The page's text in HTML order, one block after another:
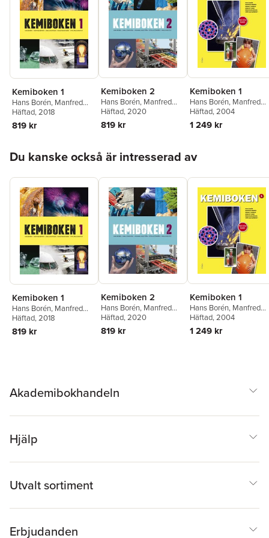
Kemiboken 1
Hans Borén, Manfred
Börner,Anna Johansson
Maud Ragnarsson
Åke Sundkvist
Häftad, 2018
819 kr
Kemiboken 2
Hans Borén, Manfred
Börner,Anna Johansson
Johanna Lundström
Maud Ragnarsson
Stenberg
Wästeby
Häftad, 2020
819 kr
Kemiboken 1
Hans Borén, Manfred
Börner,Monika Larsson
Birgitta Lindh
Ragnarsson
Häftad, 2004
1 249 kr
Du kanske också är intresserad av
Kemiboken 1
Hans Borén, Manfred
Börner,Anna Johansson
Maud Ragnarsson
Åke Sundkvist
Häftad, 2018
819 kr
Kemiboken 2
Hans Borén, Manfred
Börner,Anna Johansson
Johanna Lundström
Maud Ragnarsson
Häftad, 2020
819 kr
Kemiboken 1
Hans Borén, Manfred
Börner,Monika Larsson
Birgitta Lindh
Ragnarsson
Häftad, 2004
1 249 kr
Akademibokhandeln
Hjälp
Utvalt sortiment
Erbjudanden